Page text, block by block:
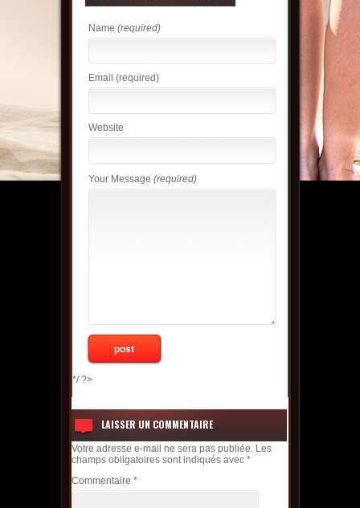
Name (required)
Email (required)
Website
Your Message (required)
*/ ?>
LAISSER UN COMMENTAIRE
Votre adresse e-mail ne sera pas publiée. Les
champs obligatoires sont indiqués avec *
Commentaire *